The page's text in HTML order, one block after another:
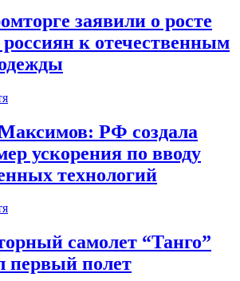
заявили о росте
россиян к отечественным
РФ создала
ускорения по вводу
технологий
самолет “Танго”
первый полет